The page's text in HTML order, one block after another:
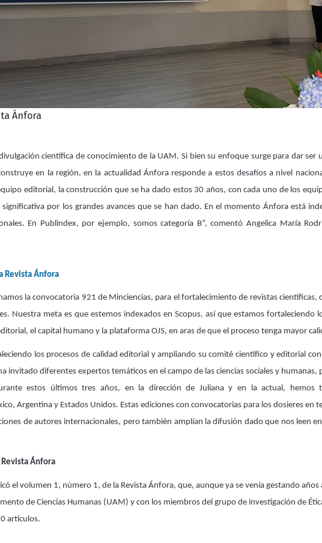
Ánfora
científica de conocimiento de la UAM. Si bien su enfoque surge para dar ser
en la región, en la actualidad Ánfora responde a estos desafíos a nivel
editorial, la construcción que se ha dado estos 30 años, con cada uno de los
por los grandes avances que se han dado. En el momento Ánfora está
En Publindex, por ejemplo, somos categoría B”, comentó Angelica María
Revista Ánfora
la convocatoria 921 de Minciencias, para el fortalecimiento de revistas científicas,
Nuestra meta es que estemos indexados en Scopus, así que estamos fortaleciendo
el capital humano y la plataforma OJS, en aras de que el proceso tenga mayor
los procesos de calidad editorial y ampliando su comité científico y editorial
invitado diferentes expertos temáticos en el campo de las ciencias sociales y humanas,
estos últimos tres años, en la dirección de Juliana y en la actual, hemos
Argentina y Estados Unidos. Estas ediciones con convocatorias para los dosieres en
de autores internacionales, pero también amplían la difusión dado que nos leen
Ánfora
el volumen 1, número 1, de la Revista Ánfora, que, aunque ya se venía gestando años
de Ciencias Humanas (UAM) y con los miembros del grupo de investigación de
artículos.